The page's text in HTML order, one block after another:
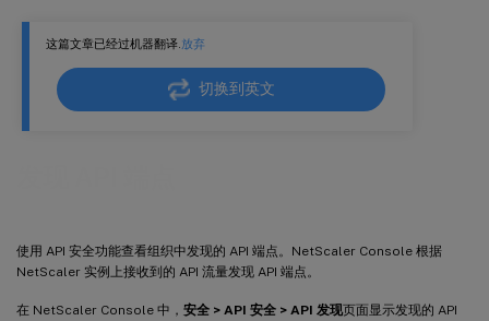
这篇文章已经过机器翻译.放弃
切换到英文
使用 API 安全功能查看组织中发现的 API 端点。NetScaler Console 根据
NetScaler 实例上接收到的 API 流量发现 API 端点。
在 NetScaler Console 中， 安全 > API 安全 > API 发现页面显示发现的 API